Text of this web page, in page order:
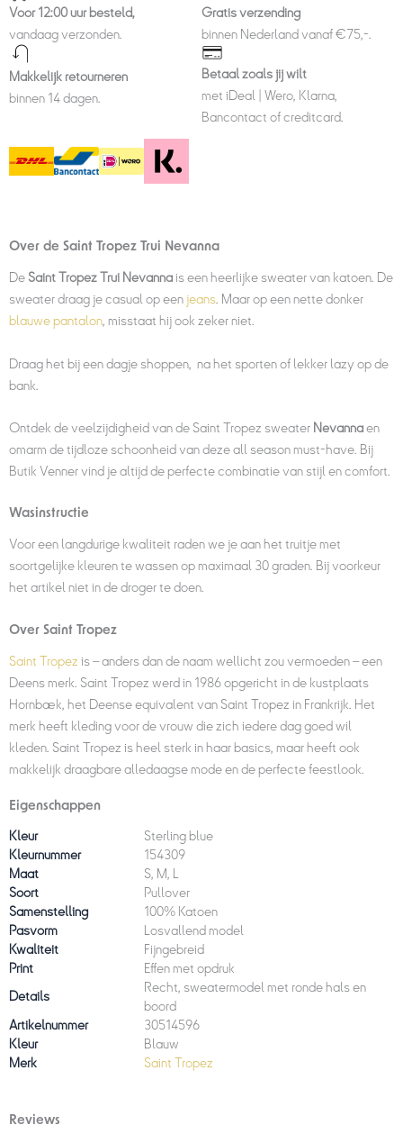
Voor 12:00 uur besteld,
vandaag verzonden.
Gratis verzending
binnen Nederland vanaf €75,-.
Makkelijk retourneren
binnen 14 dagen.
Betaal zoals jij wilt
met iDeal | Wero, Klarna,
Bancontact of creditcard.
Over de Saint Tropez Trui Nevanna
De Saint Tropez Trui Nevannais een heerlijke sweater van katoen. De
sweater draag je casual op een jeans . Maar op een nette donker
blauwe pantalon , misstaat hij ook zeker niet.
Draag het bij een dagje shoppen, na het sporten of lekker lazy op de
bank.
Ontdek de veelzijdigheid van de Saint Tropez sweater Nevannaen
omarm de tijdloze schoonheid van deze all season must-have. Bij
Butik Venner vind je altijd de perfecte combinatie van stijl en comfort.
Wasinstructie
Voor een langdurige kwaliteit raden we je aan het truitjemet
soortgelijke kleuren te wassen op maximaal 30 graden. Bij voorkeur
het artikel niet in de droger te doen.
Over Saint Tropez
Saint Tropez is – anders dan de naam wellicht zou vermoeden – een
Deens merk. Saint Tropez werd in 1986 opgericht in de kustplaats
Hornbæk, het Deense equivalent van Saint Tropez in Frankrijk. Het
merk heeft kleding voor de vrouw die zich iedere dag goed wil
kleden. Saint Tropez is heel sterk in haar basics, maar heeft ook
makkelijk draagbare alledaagse mode en de perfecte feestlook.
Eigenschappen
Kleur
Sterling blue
Kleurnummer
154309
Maat
S, M, L
Soort
Pullover
Samenstelling
100% Katoen
Pasvorm
Losvallend model
Kwaliteit
Fijngebreid
Print
Effen met opdruk
Details
Recht, sweatermodel met ronde hals en
boord
Artikelnummer
30514596
Kleur
Blauw
Merk
Saint Tropez
Reviews